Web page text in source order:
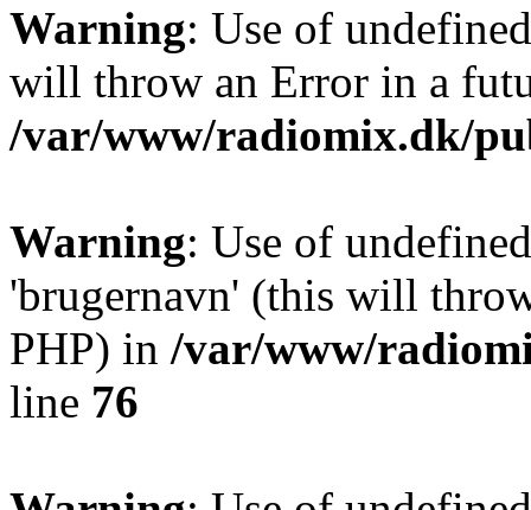
Warning: Use of
will throw an Error in a
/var/www/radiomix.dk/
Warning: Use of
'brugernavn' (this will
PHP) in /var/www/
line 76